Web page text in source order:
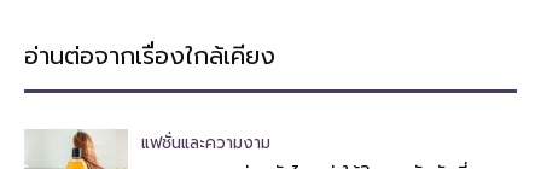
อ่านต่อจากเรื่องใกล้เคียง
แฟชั่นและความงาม